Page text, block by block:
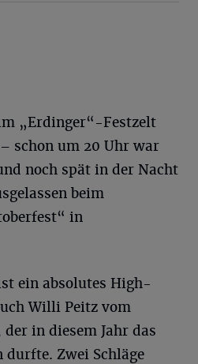
„Erdinger“-Festzelt
schon um 20 Uhr war
noch spät in der Nacht
beim
in
ein absolutes High-
Willi Peitz vom
in diesem Jahr das
durfte. Zwei Schläge